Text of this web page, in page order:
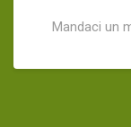
Mandaci un